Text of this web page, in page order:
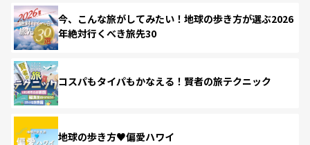
今、こんな旅がしてみたい！地球の歩き方が選ぶ2026
年絶対行くべき旅先30
コスパもタイパもかなえる！賢者の旅テクニック
地球の歩き方♥偏愛ハワイ